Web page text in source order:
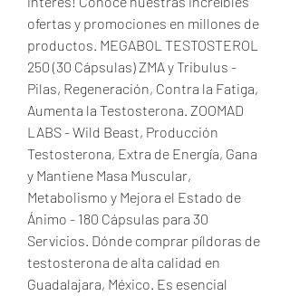
ofertas y promociones en millones de
productos. MEGABOL TESTOSTEROL
250 (30 Cápsulas) ZMA y Tribulus -
Pilas, Regeneración, Contra la Fatiga,
Aumenta la Testosterona. ZOOMAD
LABS - Wild Beast, Producción
Testosterona, Extra de Energía, Gana
y Mantiene Masa Muscular,
Metabolismo y Mejora el Estado de
Ánimo - 180 Cápsulas para 30
Servicios. Dónde comprar píldoras de
testosterona de alta calidad en
Guadalajara, México. Es esencial